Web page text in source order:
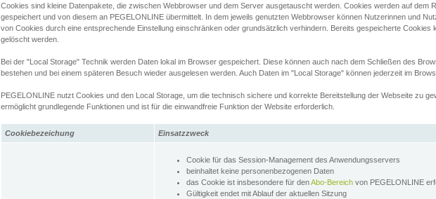
Cookies sind kleine Datenpakete, die zwischen Webbrowser und dem Server ausgetauscht werden. Cookies werden auf dem
gespeichert und von diesem an PEGELONLINE übermittelt. In dem jeweils genutzten Webbrowser können Nutzerinnen und
von Cookies durch eine entsprechende Einstellung einschränken oder grundsätzlich verhindern. Bereits gespeicherte Cookies
gelöscht werden.
Bei der "Local Storage" Technik werden Daten lokal im Browser gespeichert. Diese können auch nach dem Schließen des
bestehen und bei einem späteren Besuch wieder ausgelesen werden. Auch Daten im "Local Storage" können jederzeit im
PEGELONLINE nutzt Cookies und den Local Storage, um die technisch sichere und korrekte Bereitstellung der Webseite zu
ermöglicht grundlegende Funktionen und ist für die einwandfreie Funktion der Website erforderlich.
Cookiebezeichung Einsatzzweck
Cookie für das Session-Management des Anwendungsservers
beinhaltet keine personenbezogenen Daten
das Cookie ist insbesondere für denAbo-Bereich von PEGELONLINE
Gültigkeit endet mit Ablauf der aktuellen Sitzung